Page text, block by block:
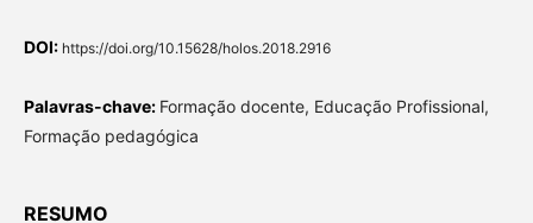
DOI: https://doi.org/10.15628/holos.2018.2916
Palavras-chave: Formação docente, Educação Profissional,
Formação pedagógica
RESUMO